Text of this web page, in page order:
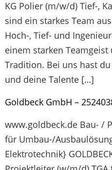
KG Polier (m/w/d) Tief-,
sind ein starkes Team
Hoch-, Tief- und
einem starken
Tradition. Bei uns hast
und deine Talente […]
Goldbeck GmbH –
www.goldbeck.de Bau- /
für Umbau-/
Elektrotechnik}